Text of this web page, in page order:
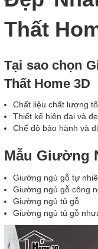
Thất
Tại sao chọn
Thất Home 3D
Chất liệu chất lượng
Thiết kế hiện đại và
Chế độ bảo hành và
Mẫu Giường
Giường ngủ gỗ tự
Giường ngủ gỗ công
Giường ngủ tủ gỗ
Giường ngủ tủ gỗ